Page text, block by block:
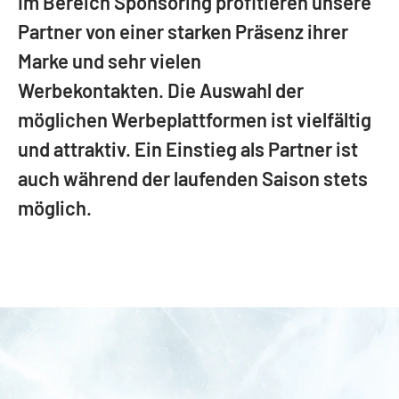
Medical Report
NACHWUCHS
Teams
BKW-Hockeyschule
Galerie
Dokumente
Gautschi Cup
Silberpartner
Partner
Medienpartner
Medicalpartner
SPONSORING
1. Mannschaft
Nachwuchs
BACKSTAGE EVENT
Verfügbarkeit
SCHLOSS HOGER
Verfügbarkeit
VERLINGUE FANBAR
FANCLUBS
FANDELEGIERTE
MERCHANDISING
AUSWÄRTSFAHRTEN
CLUB
ORGANISATION
GESCHÄFTSSTELLE
STADION SCHOREN
NEWS
Partner von einer starken Präsenz ihrer
Marke und sehr vielen
Werbekontakten. Die Auswahl der
möglichen Werbeplattformen ist vielfältig
und attraktiv. Ein Einstieg als Partner ist
auch während der laufenden Saison stets
möglich.